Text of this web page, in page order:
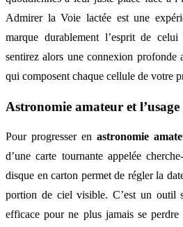
Admirer la Voie lactée est une
marque durablement l’esprit de
sentirez alors une connexion profonde
qui composent chaque cellule de votre
Astronomie amateur et l’usage
Pour progresser en astronomie
d’une carte tournante appelée
disque en carton permet de régler la
portion de ciel visible. C’est un outil
efficace pour ne plus jamais se